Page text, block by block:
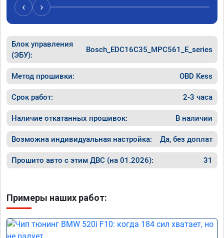
‹ ›
Блок управления
(ЭБУ):
Bosch_EDC16C35_MPC561_E_series
Метод прошивки: OBD Kess
Срок работ: 2-3 часа
Наличие откатанных прошивок: В наличии
Возможна индивидуальная настройка: Да, без доплат
Прошито авто с этим ДВС (на 01.2026): 31
Примеры наших работ: